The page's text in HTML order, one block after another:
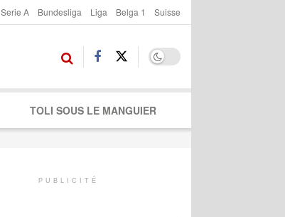
Serie A Bundesliga Liga Belga 1 Suisse
TOLI SOUS LE MANGUIER
PUBLICITÉ